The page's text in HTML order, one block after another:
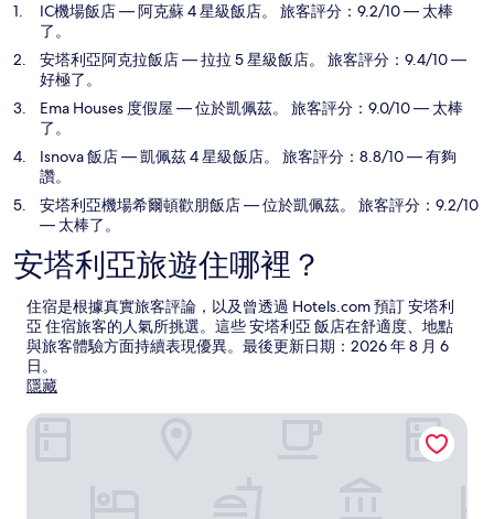
IC機場飯店— 阿克蘇 4 星級飯店。 旅客評分：9.2/10 — 太棒
了。
安塔利亞阿克拉飯店— 拉拉 5 星級飯店。 旅客評分：9.4/10 —
好極了。
Ema Houses 度假屋 — 位於凱佩茲。 旅客評分：9.0/10 — 太棒
了。
Isnova 飯店— 凱佩茲 4 星級飯店。 旅客評分：8.8/10 — 有夠
讚。
安塔利亞機場希爾頓歡朋飯店— 位於凱佩茲。 旅客評分：9.2/10
— 太棒了。
安塔利亞旅遊住哪裡？
住宿是根據真實旅客評論，以及曾透過 Hotels.com 預訂 安塔利
亞 住宿旅客的人氣所挑選。這些 安塔利亞 飯店在舒適度、地點
與旅客體驗方面持續表現優異。最後更新日期： 2026 年 8 月 6
日。
隱藏
IC機場飯店